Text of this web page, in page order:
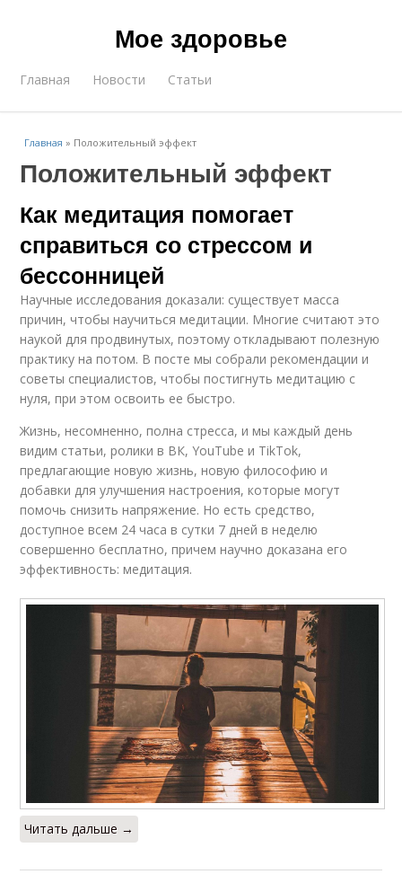
Мое здоровье
Главная Новости Статьи
Главная » Положительный эффект
Положительный эффект
Как медитация помогает
справиться со стрессом и
бессонницей
Научные исследования доказали: существует масса
причин, чтобы научиться медитации. Многие считают это
наукой для продвинутых, поэтому откладывают полезную
практику на потом. В посте мы собрали рекомендации и
советы специалистов, чтобы постигнуть медитацию с
нуля, при этом освоить ее быстро.
Жизнь, несомненно, полна стресса, и мы каждый день
видим статьи, ролики в ВК, YouTube и TikTok,
предлагающие новую жизнь, новую философию и
добавки для улучшения настроения, которые могут
помочь снизить напряжение. Но есть средство,
доступное всем 24 часа в сутки 7 дней в неделю
совершенно бесплатно, причем научно доказана его
эффективность: медитация.
Читать дальше →